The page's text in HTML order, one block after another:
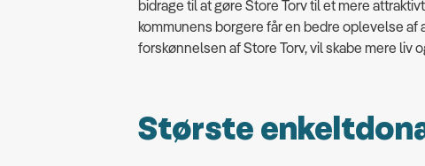
bidrage til at gøre Store Torv til et mere
kommunens borgere får en bedre oplevelse af
forskønnelsen af Store Torv, vil skabe mere liv
Største